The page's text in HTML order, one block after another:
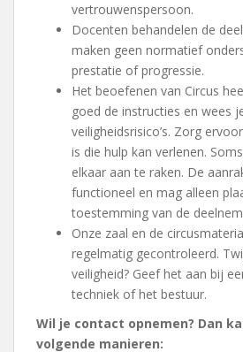
vertrouwenspersoon.
Docenten behandelen de
maken geen normatief
prestatie of progressie.
Het beoefenen van Circus
goed de instructies en wees
veiligheidsrisico’s. Zorg
is die hulp kan verlenen.
elkaar aan te raken. De
functioneel en mag alleen
toestemming van de
Onze zaal en de
regelmatig gecontroleerd.
veiligheid? Geef het aan bij
techniek of het bestuur.
Wil je contact opnemen? Dan
volgende manieren: